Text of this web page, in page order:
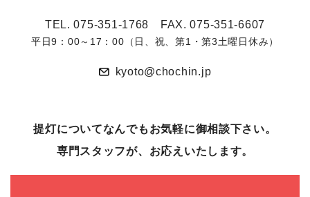
TEL. 075-351-1768 FAX. 075-351-6607
平日9：00～17：00（日、祝、第1・第3土曜日休み）
kyoto@chochin.jp
提灯についてなんでもお気軽に御相談下さい。
専⾨スタッフが、お応えいたします。